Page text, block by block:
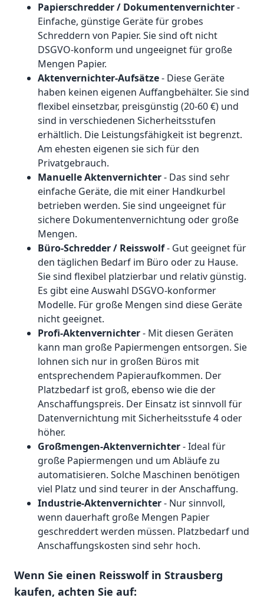
Papierschredder / Dokumentenvernichter-
Einfache, günstige Geräte für grobes
Schreddern von Papier. Sie sind oft nicht
DSGVO-konform und ungeeignet für große
Mengen Papier.
Aktenvernichter-Aufsätze- Diese Geräte
haben keinen eigenen Auffangbehälter. Sie sind
flexibel einsetzbar, preisgünstig (20-60 €) und
sind in verschiedenen Sicherheitsstufen
erhältlich. Die Leistungsfähigkeit ist begrenzt.
Am ehesten eigenen sie sich für den
Privatgebrauch.
Manuelle Aktenvernichter- Das sind sehr
einfache Geräte, die mit einer Handkurbel
betrieben werden. Sie sind ungeeignet für
sichere Dokumentenvernichtung oder große
Mengen.
Büro-Schredder / Reisswolf- Gut geeignet für
den täglichen Bedarf im Büro oder zu Hause.
Sie sind flexibel platzierbar und relativ günstig.
Es gibt eine Auswahl DSGVO-konformer
Modelle. Für große Mengen sind diese Geräte
nicht geeignet.
Profi-Aktenvernichter- Mit diesen Geräten
kann man große Papiermengen entsorgen. Sie
lohnen sich nur in großen Büros mit
entsprechendem Papieraufkommen. Der
Platzbedarf ist groß, ebenso wie die der
Anschaffungspreis. Der Einsatz ist sinnvoll für
Datenvernichtung mit Sicherheitsstufe 4 oder
höher.
Großmengen-Aktenvernichter- Ideal für
große Papiermengen und um Abläufe zu
automatisieren. Solche Maschinen benötigen
viel Platz und sind teurer in der Anschaffung.
Industrie-Aktenvernichter- Nur sinnvoll,
wenn dauerhaft große Mengen Papier
geschreddert werden müssen. Platzbedarf und
Anschaffungskosten sind sehr hoch.
Wenn Sie einen Reisswolf in Strausberg
kaufen, achten Sie auf: